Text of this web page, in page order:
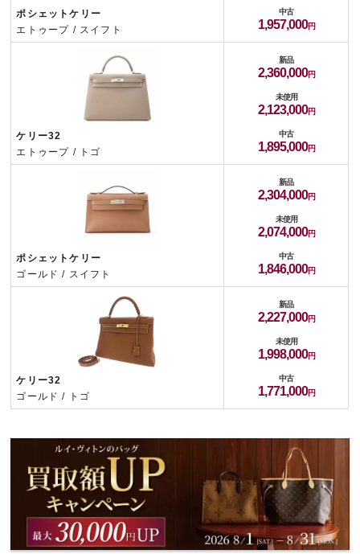
ポシェットケリー
エトゥープ / スイフト
中古
1,957,000
ケリー32
エトゥープ / トゴ
新品
2,360,000
未使用
2,123,000
中古
1,895,000
ポシェットケリー
ゴールド / スイフト
新品
2,304,000
未使用
2,074,000
中古
1,846,000
ケリー32
ゴールド / トゴ
新品
2,227,000
未使用
1,998,000
中古
1,771,000